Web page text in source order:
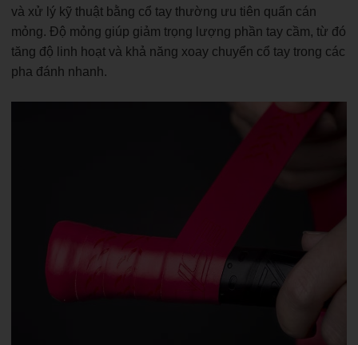
và xử lý kỹ thuật bằng cổ tay thường ưu tiên quấn cán
mỏng. Độ mỏng giúp giảm trọng lượng phần tay cầm, từ đó
tăng độ linh hoạt và khả năng xoay chuyển cổ tay trong các
pha đánh nhanh.